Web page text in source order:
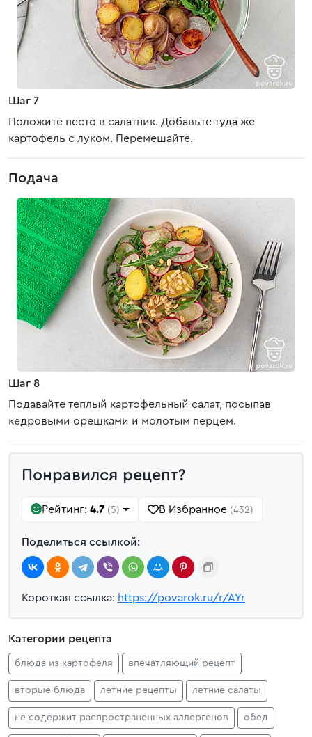
Шаг 7
Положите песто в салатник. Добавьте туда же
картофель с луком. Перемешайте.
Подача
Шаг 8
Подавайте теплый картофельный салат, посыпав
кедровыми орешками и молотым перцем.
Понравился рецепт?
Рейтинг: 4.7 (5) В Избранное (432)
Поделиться ссылкой:
Короткая ссылка: https://povarok.ru/r/AYr
Категории рецепта
блюда из картофеля впечатляющий рецепт
вторые блюда летние рецепты летние салаты
не содержит распространенных аллергенов обед